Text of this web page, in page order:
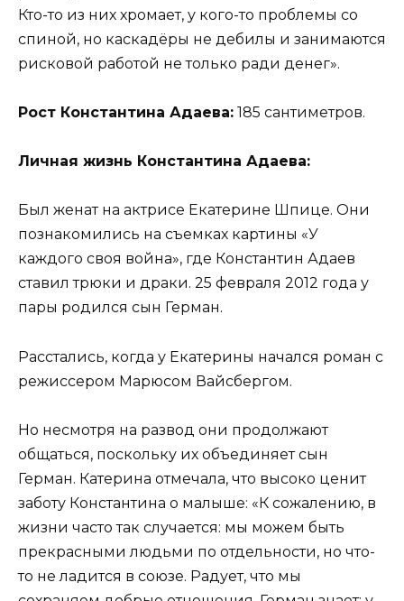
Кто-то из них хромает, у кого-то проблемы со
спиной, но каскадёры не дебилы и занимаются
рисковой работой не только ради денег».
Рост Константина Адаева: 185 сантиметров.
Личная жизнь Константина Адаева:
Был женат на актрисе Екатерине Шпице. Они
познакомились на съемках картины «У
каждого своя война», где Константин Адаев
ставил трюки и драки. 25 февраля 2012 года у
пары родился сын Герман.
Расстались, когда у Екатерины начался роман с
режиссером Марюсом Вайсбергом.
Но несмотря на развод они продолжают
общаться, поскольку их объединяет сын
Герман. Катерина отмечала, что высоко ценит
заботу Константина о малыше: «К сожалению, в
жизни часто так случается: мы можем быть
прекрасными людьми по отдельности, но что-
то не ладится в союзе. Радует, что мы